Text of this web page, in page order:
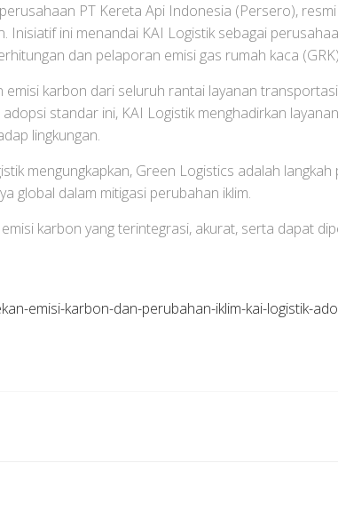
PT Kereta Api Indonesia (Persero),
Inisiatif ini menandai KAI Logistik sebagai
dan pelaporan emisi gas rumah kaca
karbon dari seluruh rantai layanan
standar ini, KAI Logistik menghadirkan
lingkungan.
mengungkapkan, Green Logistics adalah
global dalam mitigasi perubahan iklim.
karbon yang terintegrasi, akurat, serta dapat
emisi-karbon-dan-perubahan-iklim-kai-logistik-